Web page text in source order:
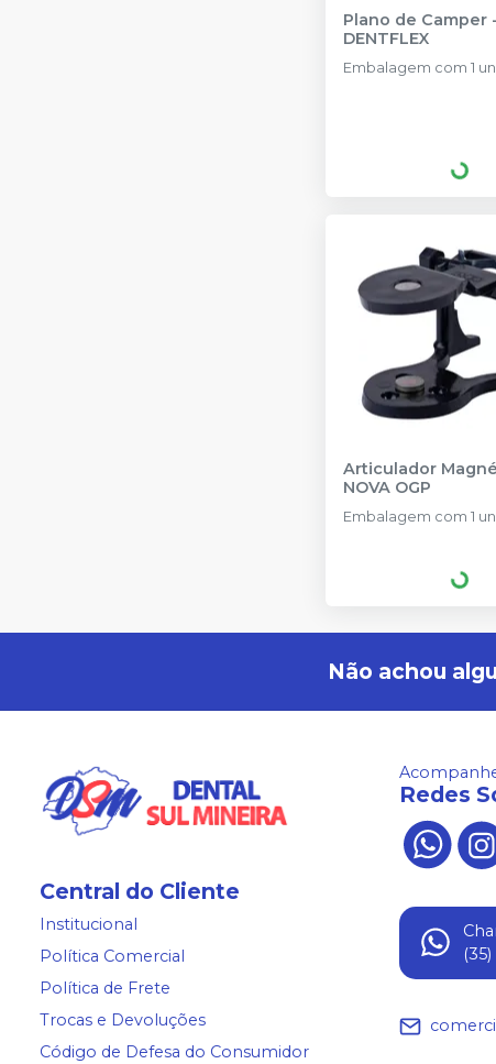
Plano de Camper -
DENTFLEX
Embalagem com 1
Articulador
NOVA OGP
Embalagem com 1
Não achou
Central do Cliente
Institucional
Política Comercial
Política de Frete
Trocas e Devoluções
Código de Defesa do Consumidor
Redes